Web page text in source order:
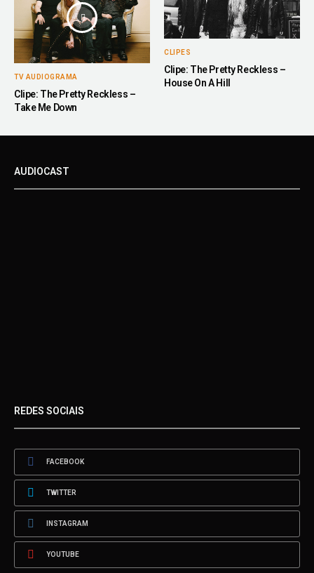
TV AUDIOGRAMA
Clipe: The Pretty Reckless –
Take Me Down
CLIPES
Clipe: The Pretty Reckless –
House On A Hill
AUDIOCAST
REDES SOCIAIS
FACEBOOK
TWITTER
INSTAGRAM
YOUTUBE